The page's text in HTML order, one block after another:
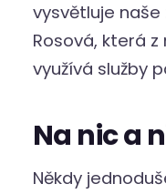
vysvětluje naše
Rosová, která z
využívá služby
Na nic a
Někdy